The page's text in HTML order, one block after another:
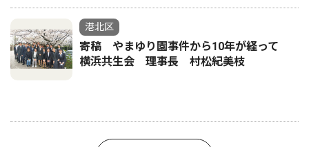
港北区
寄稿 やまゆり園事件から10年が経って
横浜共生会 理事長 村松紀美枝